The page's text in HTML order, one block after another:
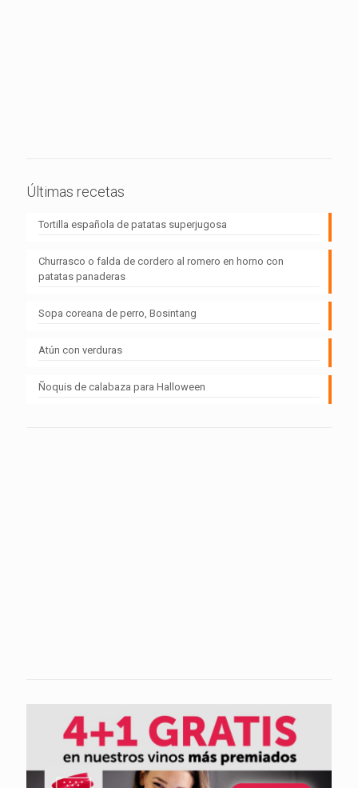
Últimas recetas
Tortilla española de patatas superjugosa
Churrasco o falda de cordero al romero en horno con
patatas panaderas
Sopa coreana de perro, Bosintang
Atún con verduras
Ñoquis de calabaza para Halloween